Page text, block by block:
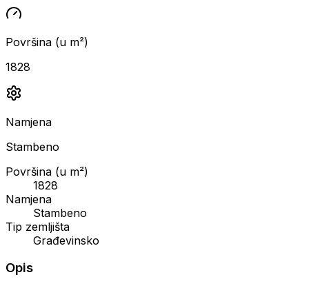
Površina (u m²)
1828
Namjena
Stambeno
Površina (u m²)
1828
Namjena
Stambeno
Tip zemljišta
Građevinsko
Opis